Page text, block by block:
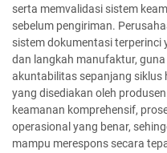
serta memvalidasi sistem
sebelum pengiriman.
sistem dokumentasi terperinci
dan langkah manufaktur,
akuntabilitas sepanjang siklus
yang disediakan oleh
keamanan komprehensif,
operasional yang benar,
mampu merespons secara